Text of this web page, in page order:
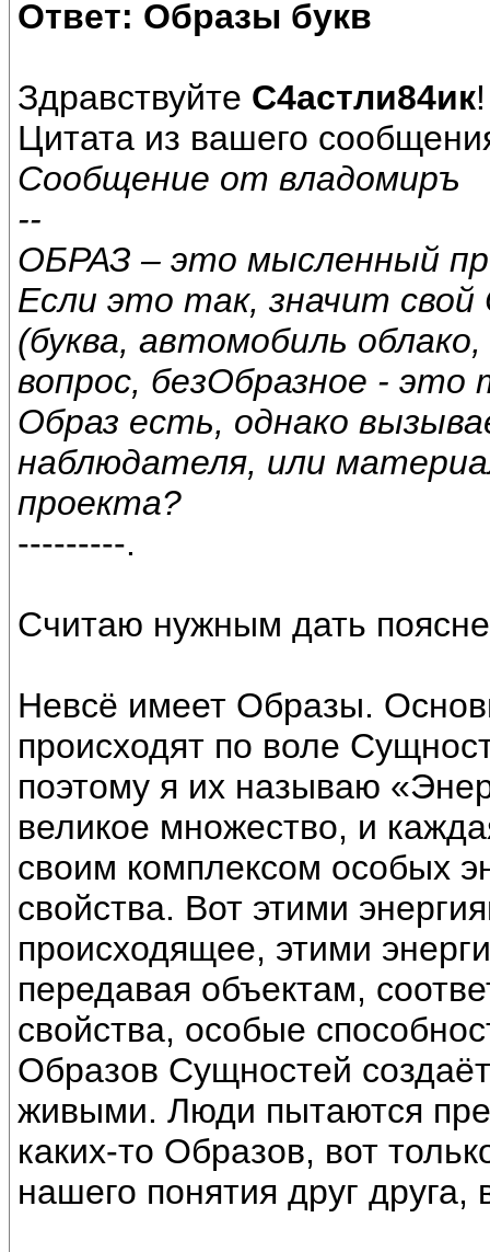
Ответ: Образы букв
Здравствуйте С4астли84ик!
Цитата из вашего
Сообщение от владомиръ
--
ОБРАЗ – это мысленный
Если это так, значит
(буква, автомобиль
вопрос, безОбразное -
Образ есть, однако
наблюдателя, или
проекта?
---------.
Считаю нужным дать
Невсё имеет Образы.
происходят по воле
поэтому я их называю
великое множество, и
своим комплексом особых
свойства. Вот этими
происходящее, этими
передавая объектам,
свойства, особые
Образов Сущностей
живыми. Люди пытаются
каких-то Образов, вот
нашего понятия друг